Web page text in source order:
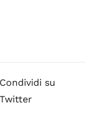
Condividi su
Twitter